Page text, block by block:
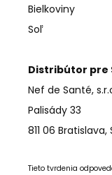
Soľ
Nef de Santé,
Palisády 33
811 06 Bratislava,
Tieto tvrdenia